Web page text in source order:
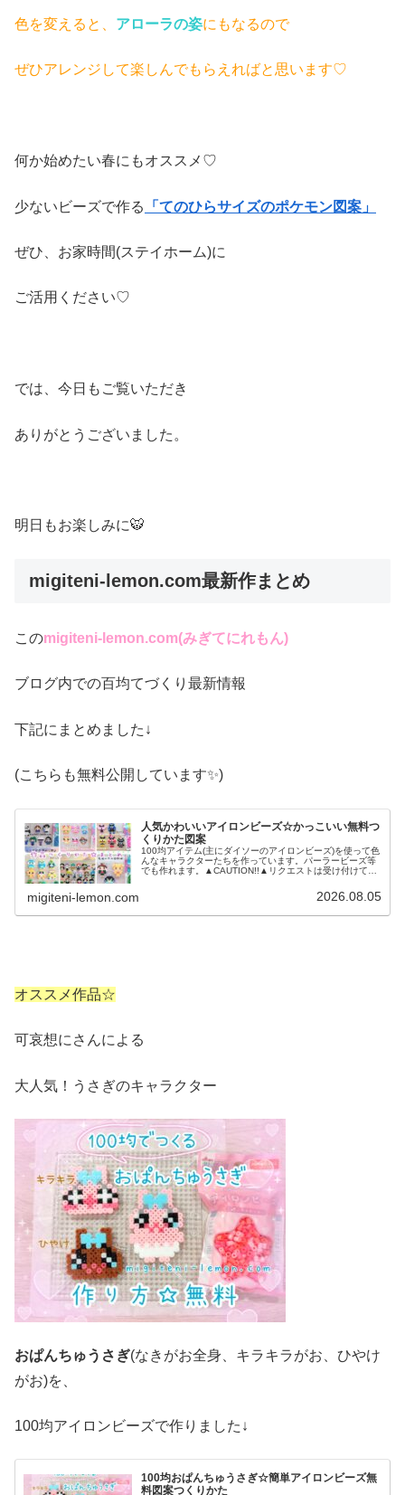
色を変えると、 アローラの姿にもなるので
ぜひアレンジして楽しんでもらえればと思います♡
何か始めたい春にもオススメ♡
少ないビーズで作る 「てのひらサイズのポケモン図案」
ぜひ、お家時間(ステイホーム)に
ご活用ください♡
では、今日もご覧いただき
ありがとうございました。
明日もお楽しみに🐯
migiteni-lemon.com最新作まとめ
このmigiteni-lemon.com(みぎてにれもん)
ブログ内での百均てづくり最新情報
下記にまとめました↓
(こちらも無料公開しています✨)
人気かわいいアイロンビーズ☆かっこいい無料つ
くりかた図案
100均アイテム(主にダイソーのアイロンビーズ)を使って色
んなキャラクターたちを作っています。パーラービーズ等
でも作れます。▲CAUTION!!▲リクエストは受け付けてい
migiteni-lemon.com 2026.08.05
オススメ作品☆
可哀想にさんによる
大人気！うさぎのキャラクター
おぱんちゅうさぎ(なきがお全身、キラキラがお、ひやけ
がお)を、
100均アイロンビーズで作りました↓
100均おぱんちゅうさぎ☆簡単アイロンビーズ無
料図案つくりかた